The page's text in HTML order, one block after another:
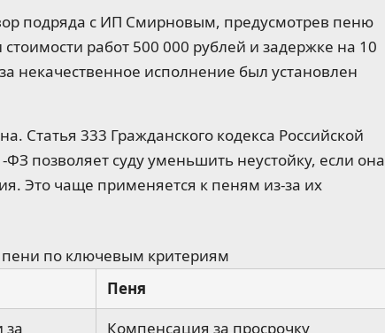
подряда с ИП Смирновым, предусмотрев пеню
работ 500 000 рублей и задержке на 10
некачественное исполнение был установлен
Статья 333 Гражданского кодекса Российской
позволяет суду уменьшить неустойку, если она
Это чаще применяется к пеням из-за их
по ключевым критериям
Пеня
за
Компенсация за просрочку